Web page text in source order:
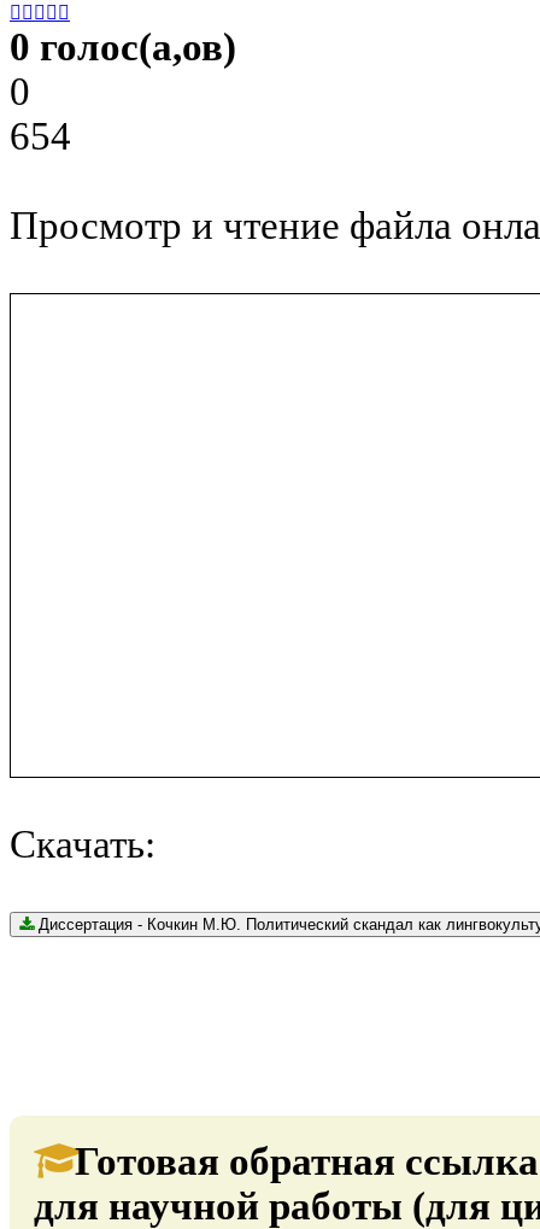
    
0 голос(а,ов)
0
654
Просмотр и чтение файла
Скачать:
Диссертация - Кочкин М.Ю. Политический скандал как
Готовая обратная
для научной работы (для